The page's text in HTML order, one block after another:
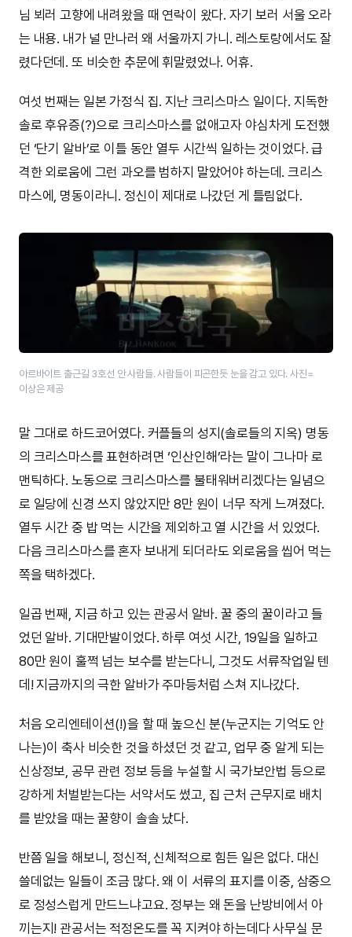
님 뵈러 고향에 내려왔을 때 연락이 왔다. 자기 보러 서울 오라
는 내용. 내가 널 만나러 왜 서울까지 가니. 레스토랑에서도 잘
렸다던데. 또 비슷한 추문에 휘말렸었나. 어휴.
여섯 번째는 일본 가정식 집. 지난 크리스마스 일이다. 지독한
솔로 후유증(?)으로 크리스마스를 없애고자 야심차게 도전했
던 ‘단기 알바’로 이틀 동안 열두 시간씩 일하는 것이었다. 급
격한 외로움에 그런 과오를 범하지 말았어야 하는데. 크리스
마스에, 명동이라니. 정신이 제대로 나갔던 게 틀림없다.
아르바이트 출근길 3호선 안 사람들. 사람들이 피곤한듯 눈을 감고 있다. 사진=
이상은 제공
말 그대로 하드코어였다. 커플들의 성지(솔로들의 지옥) 명동
의 크리스마스를 표현하려면 ‘인산인해’라는 말이 그나마 로
맨틱하다. 노동으로 크리스마스를 불태워버리겠다는 일념으
로 일당에 신경 쓰지 않았지만 8만 원이 너무 작게 느껴졌다.
열두 시간 중 밥 먹는 시간을 제외하고 열 시간을 서 있었다.
다음 크리스마스를 혼자 보내게 되더라도 외로움을 씹어 먹는
쪽을 택하겠다.
일곱 번째, 지금 하고 있는 관공서 알바. 꿀 중의 꿀이라고 들
었던 알바. 기대만발이었다. 하루 여섯 시간, 19일을 일하고
80만 원이 훌쩍 넘는 보수를 받는다니, 그것도 서류작업일 텐
데! 지금까지의 극한 알바가 주마등처럼 스쳐 지나갔다.
처음 오리엔테이션(!)을 할 때 높으신 분(누군지는 기억도 안
나는)이 축사 비슷한 것을 하셨던 것 같고, 업무 중 알게 되는
신상정보, 공무 관련 정보 등을 누설할 시 국가보안법 등으로
강하게 처벌받는다는 서약서도 썼고, 집 근처 근무지로 배치
를 받았을 때는 꿀향이 솔솔 났다.
반쯤 일을 해보니, 정신적, 신체적으로 힘든 일은 없다. 대신
쓸데없는 일들이 조금 많다. 왜 이 서류의 표지를 이중, 삼중으
로 정성스럽게 만드느냐고요. 정부는 왜 돈을 난방비에서 아
끼는지! 관공서는 적정온도를 꼭 지켜야 하는데다 사무실 문